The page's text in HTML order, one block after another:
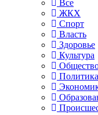
Все
ЖКХ
Спорт
Власть
Здоровье
Культура
Политика